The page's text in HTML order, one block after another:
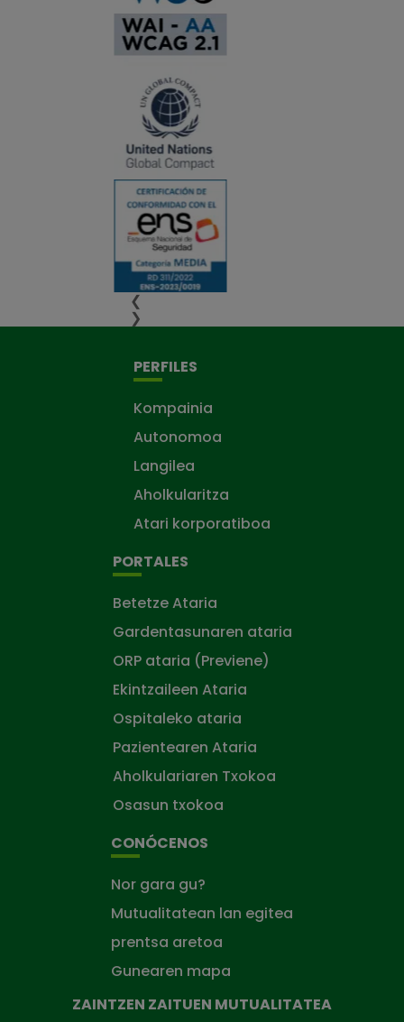
❮
❯
PERFILES
Kompainia
Autonomoa
Langilea
Aholkularitza
Atari korporatiboa
PORTALES
Betetze Ataria
Gardentasunaren ataria
ORP ataria (Previene)
Ekintzaileen Ataria
Ospitaleko ataria
Pazientearen Ataria
Aholkulariaren Txokoa
Osasun txokoa
CONÓCENOS
Nor gara gu?
Mutualitatean lan egitea
prentsa aretoa
Gunearen mapa
ZAINTZEN ZAITUEN MUTUALITATEA